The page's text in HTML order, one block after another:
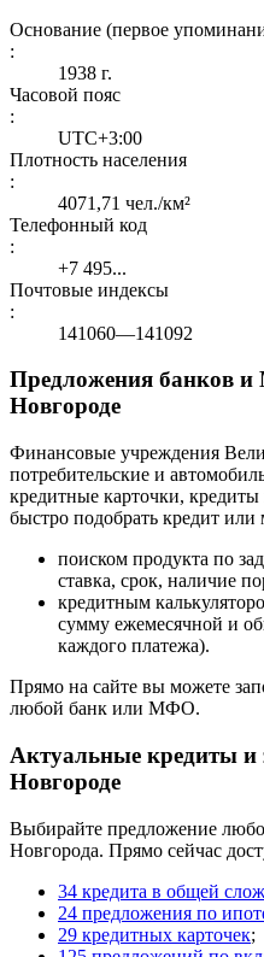
Основание (первое
:
1938 г.
Часовой пояс
:
UTC+3:00
Плотность населения
:
4071,71 чел./км²
Телефонный код
:
+7 495...
Почтовые индексы
:
141060—141092
Предложения банков
Новгороде
Финансовые учреждения
потребительские и
кредитные карточки,
быстро подобрать кредит или
поиском продукта по
ставка, срок, наличие
кредитным
сумму ежемесячной и
каждого платежа).
Прямо на сайте вы можете
любой банк или МФО.
Актуальные кредиты
Новгороде
Выбирайте предложение
Новгорода. Прямо сейчас
34 кредита в общей
24 предложения по
29 кредитных карточек;